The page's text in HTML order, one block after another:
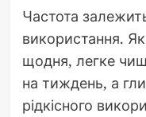
Частота
використання.
щодня, легке
на тиждень, а
рідкісного